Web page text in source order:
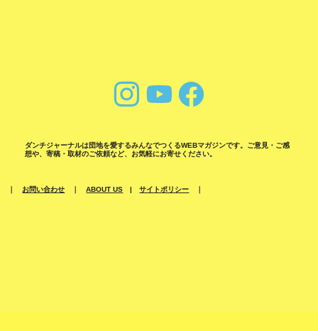
｜お問い合わせ ｜ABOUT US |サイトポリシー
ダンチジャーナルは団地を愛するみんなでつくるWEBマガジンです。ご意見・ご感
想や、寄稿・取材のご依頼など、お気軽にお寄せください。